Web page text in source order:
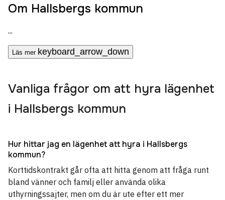
Om Hallsbergs kommun
...
Läs mer keyboard_arrow_down
Vanliga frågor om att hyra lägenhet
i Hallsbergs kommun
Hur hittar jag en lägenhet att hyra i Hallsbergs
kommun?
Korttidskontrakt går ofta att hitta genom att fråga runt
bland vänner och familj eller använda olika
uthyrningssajter, men om du är ute efter ett mer